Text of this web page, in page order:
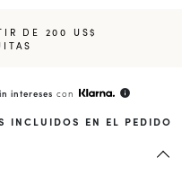
DE 200 US$
intereses con info
INCLUIDOS EN EL PEDIDO